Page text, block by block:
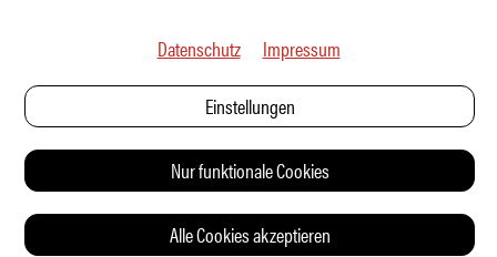
Datenschutz Impressum
Einstellungen
Nur funktionale Cookies
Alle Cookies akzeptieren